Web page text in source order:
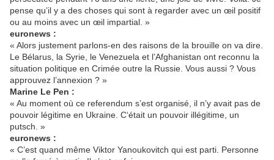
pense qu’il y a des choses qui sont à regarder avec un œil positif
ou au moins avec un œil impartial. »
euronews :
« Alors justement parlons-en des raisons de la brouille on va dire.
Le Bélarus, la Syrie, le Venezuela et l’Afghanistan ont reconnu la
situation politique en Crimée outre la Russie. Vous aussi ? Vous
approuvez l’annexion ? »
Marine Le Pen :
« Au moment où ce referendum s’est organisé, il n’y avait pas de
pouvoir légitime en Ukraine. C‘était un pouvoir illégitime, un
putsch. »
euronews :
« C’est quand même Viktor Yanoukovitch qui est parti. Personne